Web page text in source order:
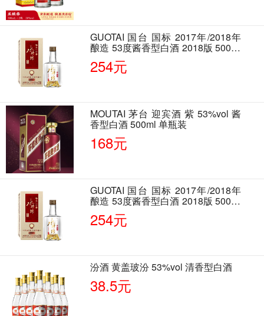
GUOTAI 国台 国标 2017年/2018年
酿造 53度酱香型白酒 2018版 500ml
单瓶装
254元
MOUTAI 茅台 迎宾酒 紫 53%vol 酱
香型白酒 500ml 单瓶装
168元
GUOTAI 国台 国标 2017年/2018年
酿造 53度酱香型白酒 2018版 500ml
单瓶装
254元
汾酒 黄盖玻汾 53%vol 清香型白酒
38.5元